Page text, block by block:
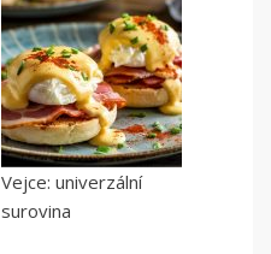
Vejce: univerzální
surovina